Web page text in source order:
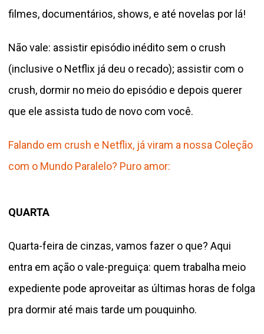
filmes, documentários, shows, e até novelas por lá!
Não vale: assistir episódio inédito sem o crush
(inclusive o Netflix já deu o recado); assistir com o
crush, dormir no meio do episódio e depois querer
que ele assista tudo de novo com você.
Falando em crush e Netflix, já viram a nossa Coleção
com o Mundo Paralelo? Puro amor:
QUARTA
Quarta-feira de cinzas, vamos fazer o que? Aqui
entra em ação o vale-preguiça: quem trabalha meio
expediente pode aproveitar as últimas horas de folga
pra dormir até mais tarde um pouquinho.